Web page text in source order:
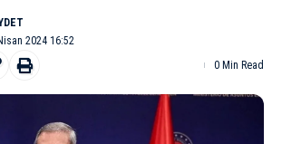
2024 16:52
0 Min Read